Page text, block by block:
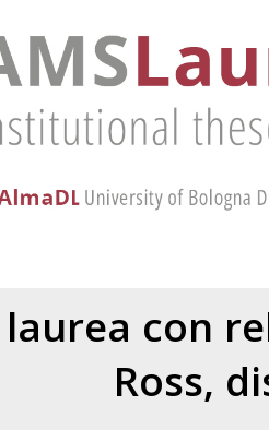
laurea con
Ross,